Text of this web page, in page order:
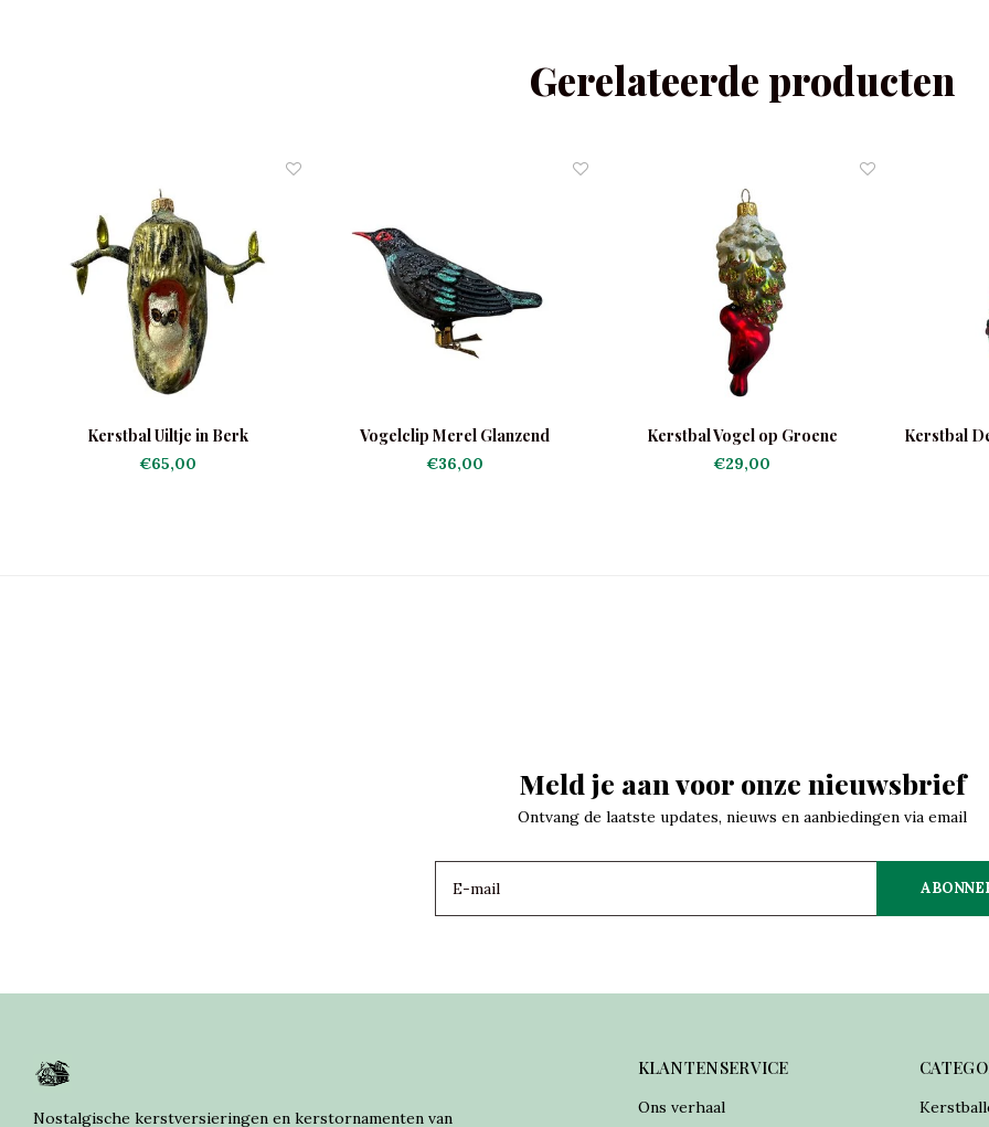
Gerelateerde producten
Kerstbal Uiltje in Berk
€65,00
Vogelclip Merel Glanzend
€36,00
Kerstbal Vogel op Groene
Dennenappel
€29,00
Kerstbal
Meld je aan voor onze nieuwsbrief
Ontvang de laatste updates, nieuws en aanbiedingen via email
Nostalgische kerstversieringen en kerstornamenten van
KLANTENSERVICE
Ons verhaal